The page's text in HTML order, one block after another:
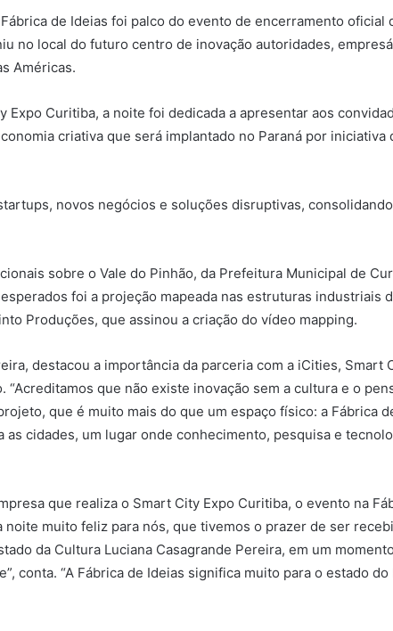
de Ideias foi palco do evento de encerramento oficial
no local do futuro centro de inovação autoridades,
Américas.
Curitiba, a noite foi dedicada a apresentar aos
criativa que será implantado no Paraná por iniciativa
novos negócios e soluções disruptivas,
sobre o Vale do Pinhão, da Prefeitura Municipal de
foi a projeção mapeada nas estruturas industriais
Produções, que assinou a criação do vídeo mapping.
destacou a importância da parceria com a iCities,
que não existe inovação sem a cultura e o
que é muito mais do que um espaço físico: a Fábrica
cidades, um lugar onde conhecimento, pesquisa e
que realiza o Smart City Expo Curitiba, o evento na
muito feliz para nós, que tivemos o prazer de ser
da Cultura Luciana Casagrande Pereira, em um
conta. “A Fábrica de Ideias significa muito para o estado